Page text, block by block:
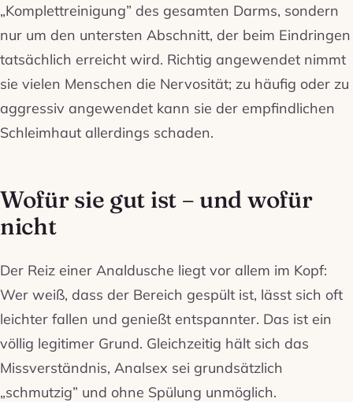
„Komplettreinigung” des gesamten Darms, sondern
nur um den untersten Abschnitt, der beim Eindringen
tatsächlich erreicht wird. Richtig angewendet nimmt
sie vielen Menschen die Nervosität; zu häufig oder zu
aggressiv angewendet kann sie der empfindlichen
Schleimhaut allerdings schaden.
Wofür sie gut ist – und wofür
nicht
Der Reiz einer Analdusche liegt vor allem im Kopf:
Wer weiß, dass der Bereich gespült ist, lässt sich oft
leichter fallen und genießt entspannter. Das ist ein
völlig legitimer Grund. Gleichzeitig hält sich das
Missverständnis, Analsex sei grundsätzlich
„schmutzig” und ohne Spülung unmöglich.